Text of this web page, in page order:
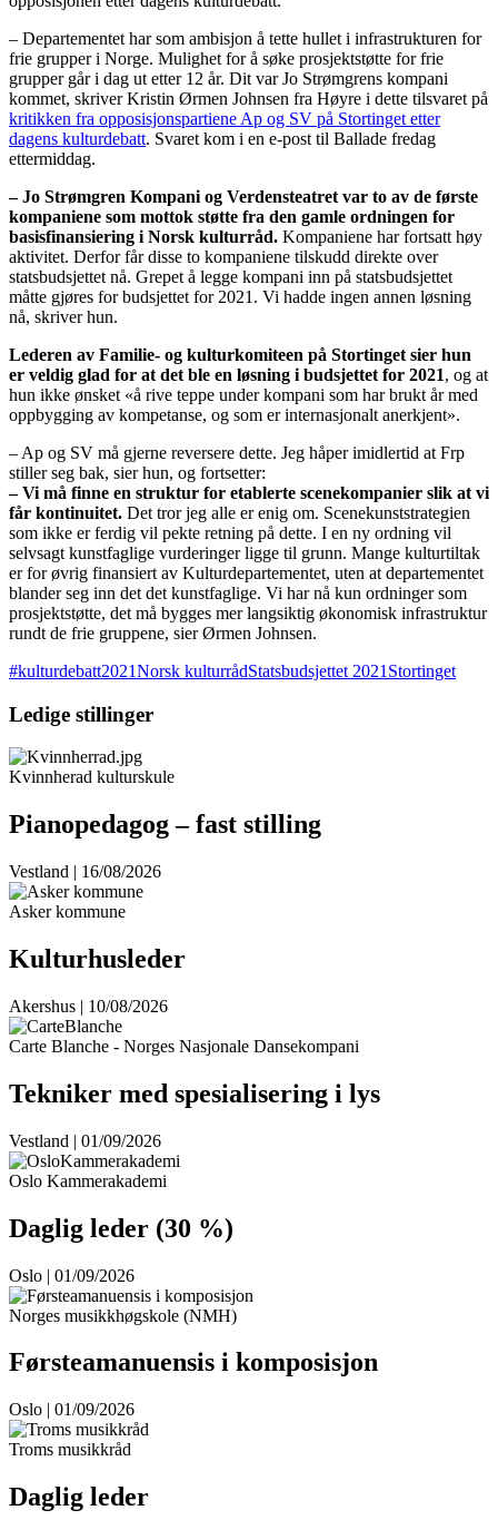
– Departementet har som ambisjon å tette hullet i infrastrukturen for
frie grupper i Norge. Mulighet for å søke prosjektstøtte for frie
grupper går i dag ut etter 12 år. Dit var Jo Strømgrens kompani
kommet, skriver Kristin Ørmen Johnsen fra Høyre i dette tilsvaret på
kritikken fra opposisjonspartiene Ap og SV på Stortinget etter
dagens kulturdebatt. Svaret kom i en e-post til Ballade fredag
ettermiddag.
– Jo Strømgren Kompani og Verdensteatret var to av de første
kompaniene som mottok støtte fra den gamle ordningen for
basisfinansiering i Norsk kulturråd. Kompaniene har fortsatt høy
aktivitet. Derfor får disse to kompaniene tilskudd direkte over
statsbudsjettet nå. Grepet å legge kompani inn på statsbudsjettet
måtte gjøres for budsjettet for 2021. Vi hadde ingen annen løsning
nå, skriver hun.
Lederen av Familie- og kulturkomiteen på Stortinget sier hun
er veldig glad for at det ble en løsning i budsjettet for 2021, og at
hun ikke ønsket «å rive teppe under kompani som har brukt år med
oppbygging av kompetanse, og som er internasjonalt anerkjent».
– Ap og SV må gjerne reversere dette. Jeg håper imidlertid at Frp
stiller seg bak, sier hun, og fortsetter:
– Vi må finne en struktur for etablerte scenekompanier slik at vi
får kontinuitet. Det tror jeg alle er enig om. Scenekunststrategien
som ikke er ferdig vil pekte retning på dette. I en ny ordning vil
selvsagt kunstfaglige vurderinger ligge til grunn. Mange kulturtiltak
er for øvrig finansiert av Kulturdepartementet, uten at departementet
blander seg inn det det kunstfaglige. Vi har nå kun ordninger som
prosjektstøtte, det må bygges mer langsiktig økonomisk infrastruktur
rundt de frie gruppene, sier Ørmen Johnsen.
#kulturdebatt2021Norsk kulturrådStatsbudsjettet 2021 Stortinget
Ledige stillinger
Kvinnherad kulturskule
Pianopedagog – fast stilling
Vestland | 16/08/2026
Asker kommune
Kulturhusleder
Akershus | 10/08/2026
Carte Blanche - Norges Nasjonale Dansekompani
Tekniker med spesialisering i lys
Vestland | 01/09/2026
Oslo Kammerakademi
Daglig leder (30 %)
Oslo | 01/09/2026
Norges musikkhøgskole (NMH)
Førsteamanuensis i komposisjon
Oslo | 01/09/2026
Troms musikkråd
Daglig leder